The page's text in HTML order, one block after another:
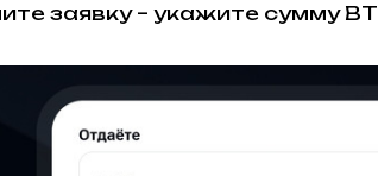
заявку – укажите сумму